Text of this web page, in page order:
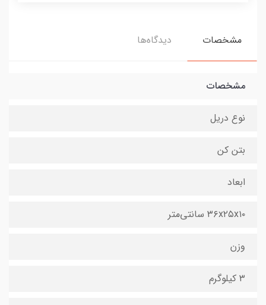
مشخصات دیدگاه‌ها
مشخصات
نوع دریل
بتن کن
ابعاد
۳۶x۲۵x۱۰ سانتی‌متر
وزن
۳ کیلوگرم